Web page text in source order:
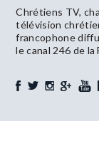
Chrétiens TV,
télévision
francophone
le canal 246 de la